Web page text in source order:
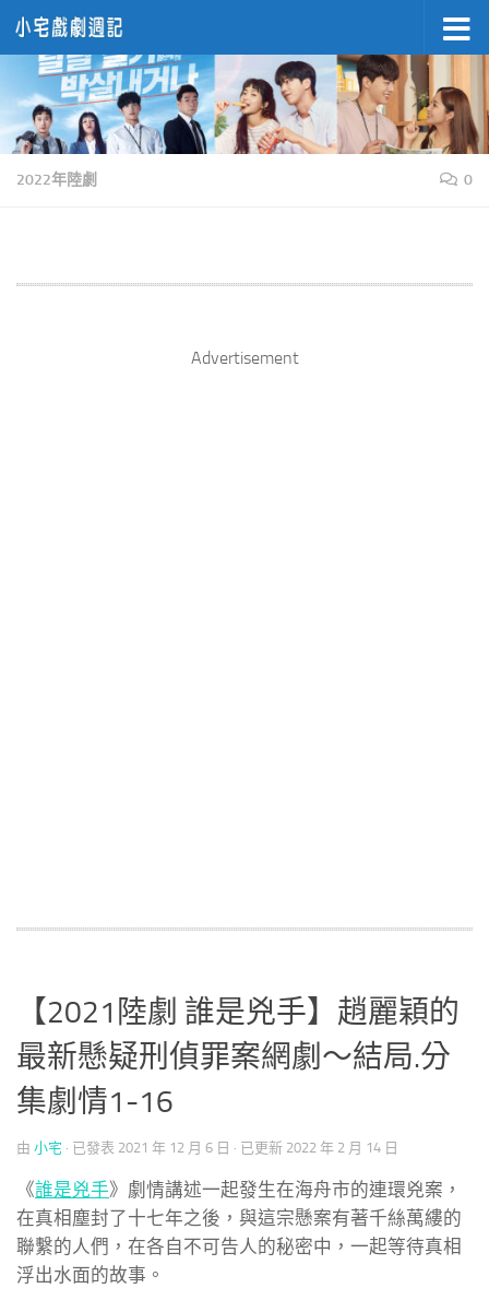
Skip to content
2022年陸劇 0
Advertisement
【2021陸劇 誰是兇手】趙麗穎的
最新懸疑刑偵罪案網劇～結局.分
集劇情1-16
由 小宅 · 已發表 2021 年 12 月 6 日 · 已更新 2022 年 2 月 14 日
《誰是兇手》劇情講述一起發生在海舟市的連環兇案，
在真相塵封了十七年之後，與這宗懸案有著千絲萬縷的
聯繫的人們，在各自不可告人的秘密中，一起等待真相
浮出水面的故事。